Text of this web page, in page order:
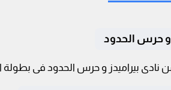
و حرس الحدود